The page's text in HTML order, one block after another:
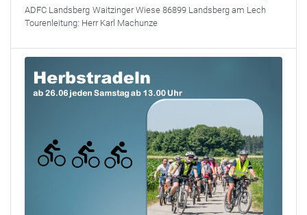
ADFC Landsberg Waitzinger Wiese 86899 Landsberg am Lech
Tourenleitung: Herr Karl Machunze